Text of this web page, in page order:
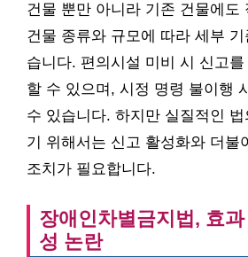
건물 뿐만 아니라 기존 건물에도
건물 종류와 규모에 따라 세부
습니다. 편의시설 미비 시 신고
할 수 있으며, 시정 명령 불이행
수 있습니다. 하지만 실질적인 법
기 위해서는 신고 활성화와 더불
조치가 필요합니다.
장애인차별금지법, 효
성 논란